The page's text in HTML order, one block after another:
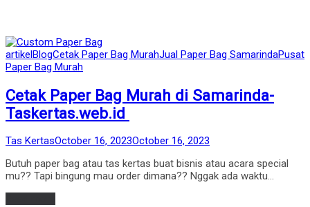
Posted
in
artikelBlogCetak Paper Bag MurahJual Paper Bag SamarindaPusat
Paper Bag Murah
Cetak Paper Bag Murah di Samarinda-
Taskertas.web.id
by
Tas KertasPosted
October 16, 2023October 16, 2023
Butuh paper bag atau tas kertas buat bisnis atau acara special
mu?? Tapi bingung mau order dimana?? Nggak ada waktu…